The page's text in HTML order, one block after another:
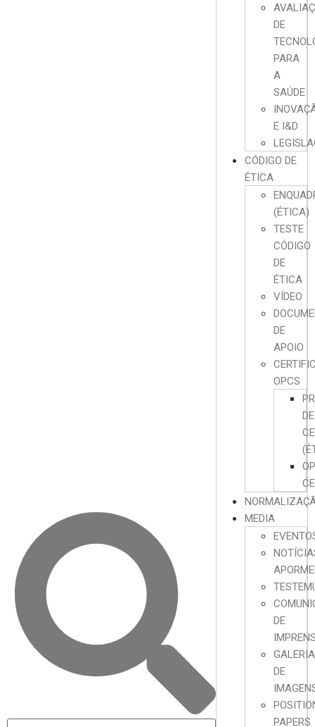
DE
PARA
A
SAÚDE
E I&D
CÓDIGO DE
ÉTICA
(ÉTICA)
TESTE
CÓDIGO
DE
ÉTICA
VÍDEO
DE
APOIO
OPCS
DE
MEDIA
DE
GALERIA
DE
PAPERS